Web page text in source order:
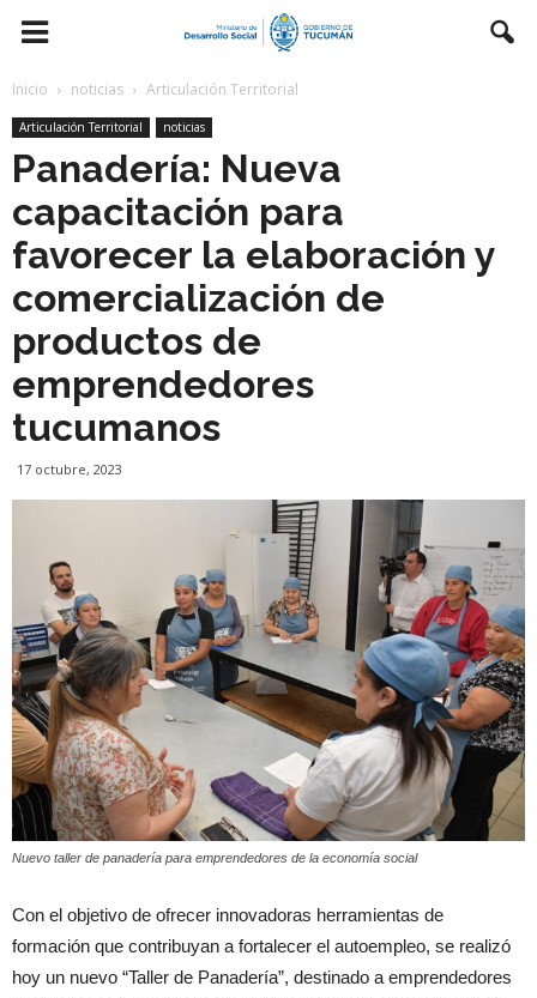
Inicio noticias Articulación Territorial
Articulación Territorial noticias
Panadería: Nueva
capacitación para
favorecer la elaboración y
comercialización de
productos de
emprendedores
tucumanos
17 octubre, 2023
Nuevo taller de panadería para emprendedores de la economía social
Con el objetivo de ofrecer innovadoras herramientas de
formación que contribuyan a fortalecer el autoempleo, se realizó
hoy un nuevo “Taller de Panadería”, destinado a emprendedores